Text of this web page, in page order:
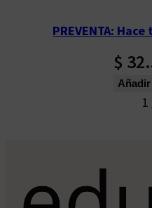
PREVENTA:
$
1